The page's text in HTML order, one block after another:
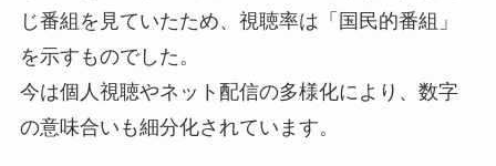
じ番組を見ていたため、視聴率は「国民的番組」
を示すものでした。
今は個人視聴やネット配信の多様化により、数字
の意味合いも細分化されています。